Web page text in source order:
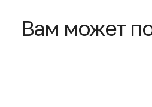
Вам может